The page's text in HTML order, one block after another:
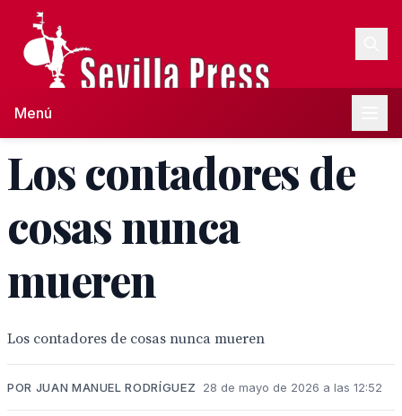
Menú
Los contadores de
cosas nunca
mueren
Los contadores de cosas nunca mueren
POR JUAN MANUEL RODRÍGUEZ 28 de mayo de 2026 a las 12:52